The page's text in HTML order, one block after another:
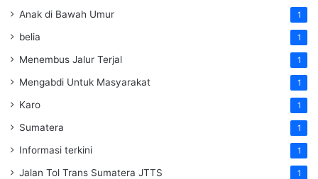
Anak di Bawah Umur 1
belia 1
Menembus Jalur Terjal 1
Mengabdi Untuk Masyarakat 1
Karo 1
Sumatera 1
Informasi terkini 1
Jalan Tol Trans Sumatera JTTS 1